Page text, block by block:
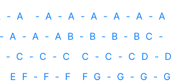
- A - A - A - A - A - A - A
- A - A - A B - B - B - B C -
- C - C - C C - C - C D - D
E F - F - F F G - G - G - G